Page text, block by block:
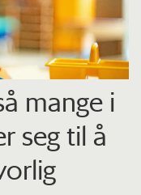
mange i
seg til å